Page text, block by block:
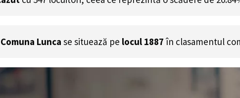
Comuna Lunca se situează pe locul 1887 în clasamentul